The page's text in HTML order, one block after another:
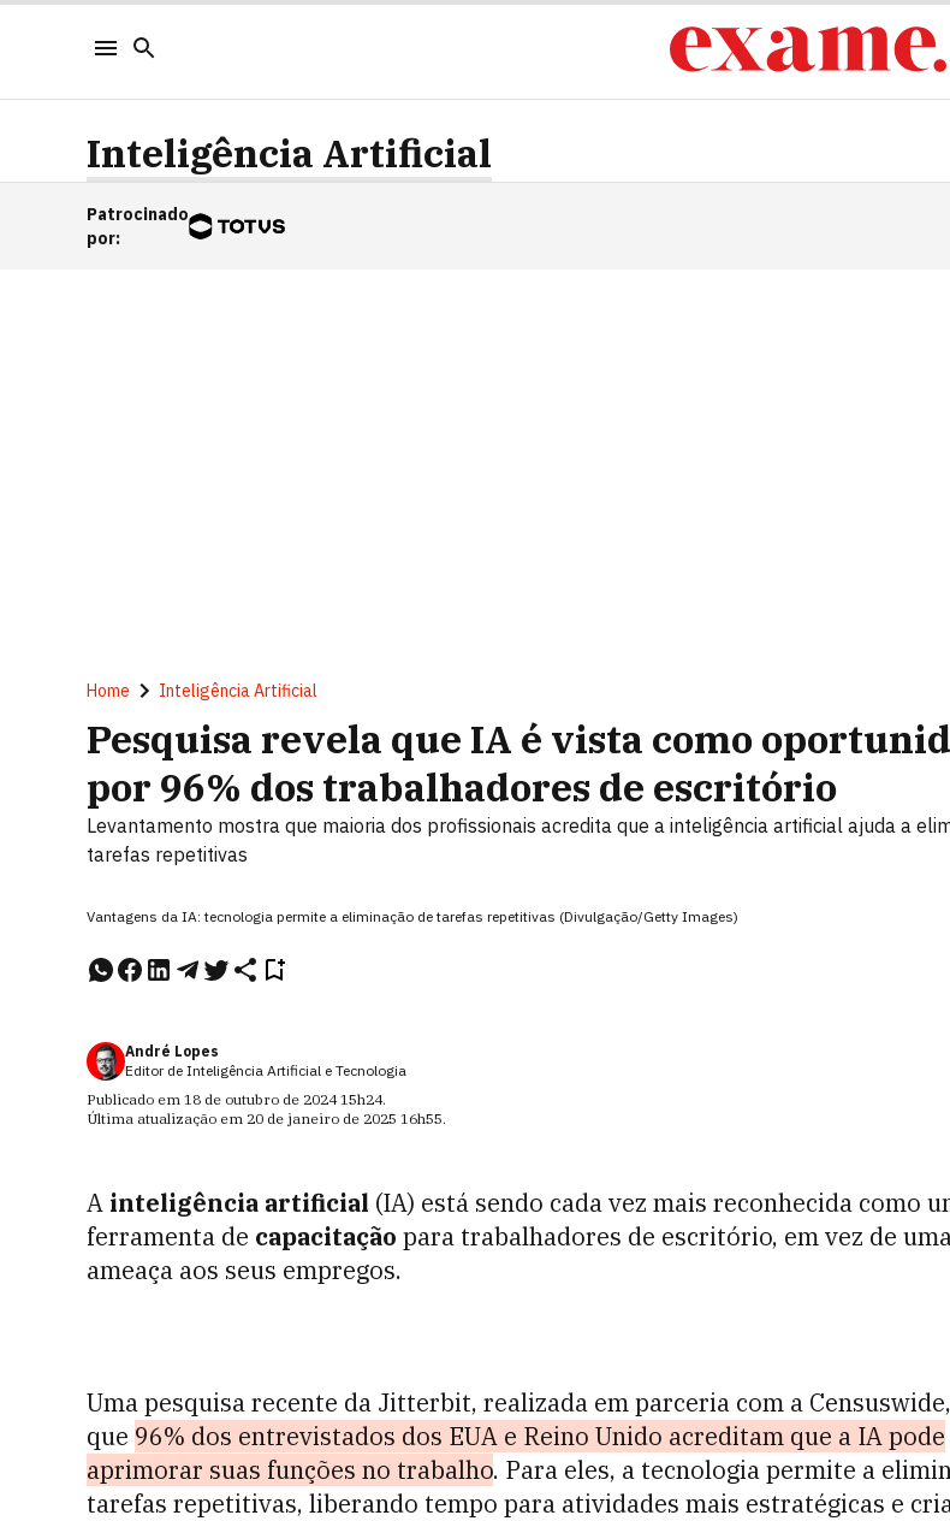
Inteligência Artificial
Patrocinado
por:
Home Inteligência Artificial
Pesquisa revela que IA é vista como
por 96% dos trabalhadores de escritório
Levantamento mostra que maioria dos profissionais acredita que a inteligência artificial ajuda a
tarefas repetitivas
Vantagens da IA: tecnologia permite a eliminação de tarefas repetitivas (Divulgação/Getty Images)
André Lopes
Editor de Inteligência Artificial e Tecnologia
Publicado em 18 de outubro de 2024 15h24.
Última atualização em 20 de janeiro de 2025 16h55.
A inteligência artificial (IA) está sendo cada vez mais reconhecida como
ferramenta de capacitação para trabalhadores de escritório, em vez de
ameaça aos seus empregos.
Uma pesquisa recente da Jitterbit, realizada em parceria com a
que 96% dos entrevistados dos EUA e Reino Unido acreditam que a IA pode
aprimorar suas funções no trabalho. Para eles, a tecnologia permite a
tarefas repetitivas, liberando tempo para atividades mais estratégicas e